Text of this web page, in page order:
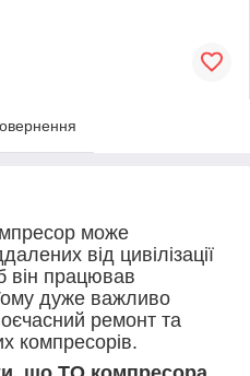
може
від цивілізації
він працював
дуже важливо
ремонт та
компресорів.